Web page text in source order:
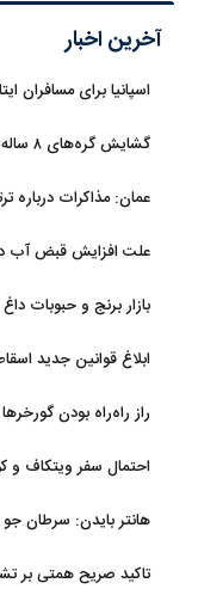
آخرین اخبار
اسپانیا برای مسافران
گشایش گره‌های ۸ ساله زیرساختی پردیس با شتابدهی توسعه
عمان: مذاکرات درباره
علت افزایش قبض آب
بازار برنج و حبوبات
راز راه‌راه بودن
احتمال سفر ویتکاف و
هانتر بایدن: سرطان
تاکید صریح همتی بر